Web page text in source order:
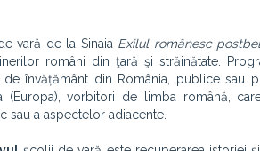
vară de la Sinaia Exilul românesc
români din ţară şi străinătate.
de învățământ din România, publice sau
(Europa), vorbitori de limba română,
sau a aspectelor adiacente.